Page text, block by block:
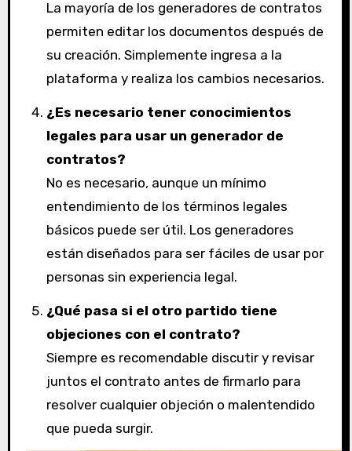
La mayoría de los generadores de contratos
permiten editar los documentos después de
su creación. Simplemente ingresa a la
plataforma y realiza los cambios necesarios.
¿Es necesario tener conocimientos
legales para usar un generador de
contratos?
No es necesario, aunque un mínimo
entendimiento de los términos legales
básicos puede ser útil. Los generadores
están diseñados para ser fáciles de usar por
personas sin experiencia legal.
¿Qué pasa si el otro partido tiene
objeciones con el contrato?
Siempre es recomendable discutir y revisar
juntos el contrato antes de firmarlo para
resolver cualquier objeción o malentendido
que pueda surgir.